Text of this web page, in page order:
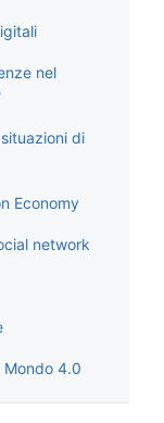
nel
di
Economy
network
Mondo 4.0